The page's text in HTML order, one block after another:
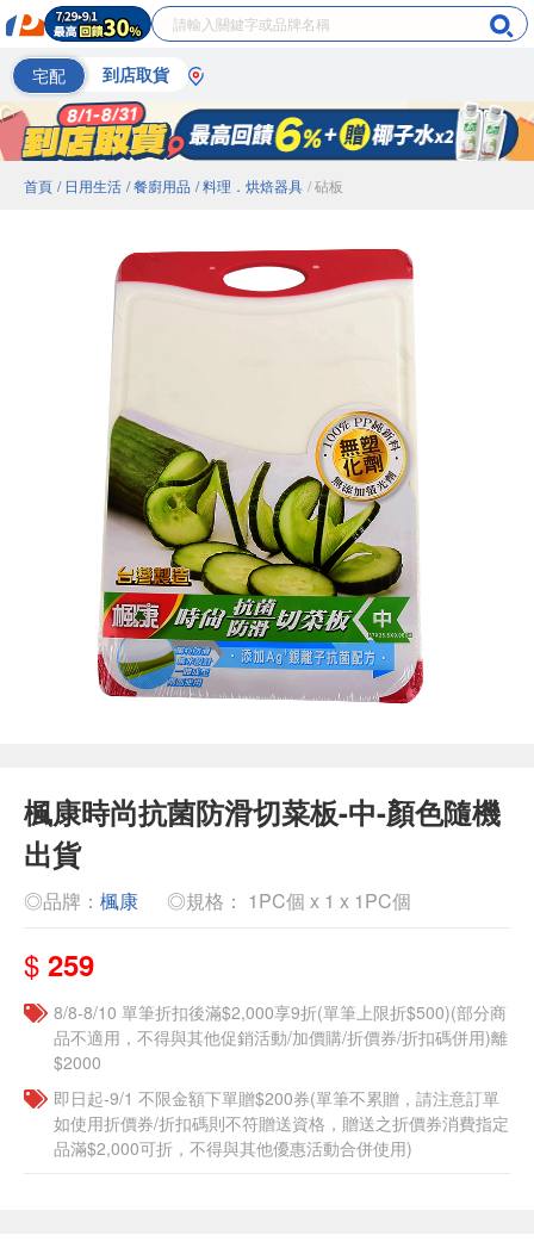
宅配 到店取貨
首頁 / 日用生活 / 餐廚用品 / 料理．烘焙器具 / 砧板
楓康時尚抗菌防滑切菜板-中-顏色隨機
出貨
◎品牌： 楓康 ◎規格： 1PC個 x 1 x 1PC個
$ 259
8/8-8/10 單筆折扣後滿$2,000享9折(單筆上限折$500)(部分商
品不適用，不得與其他促銷活動/加價購/折價券/折扣碼併用)離
$2000
即日起-9/1 不限金額下單贈$200券(單筆不累贈，請注意訂單
如使用折價券/折扣碼則不符贈送資格，贈送之折價券消費指定
品滿$2,000可折，不得與其他優惠活動合併使用)